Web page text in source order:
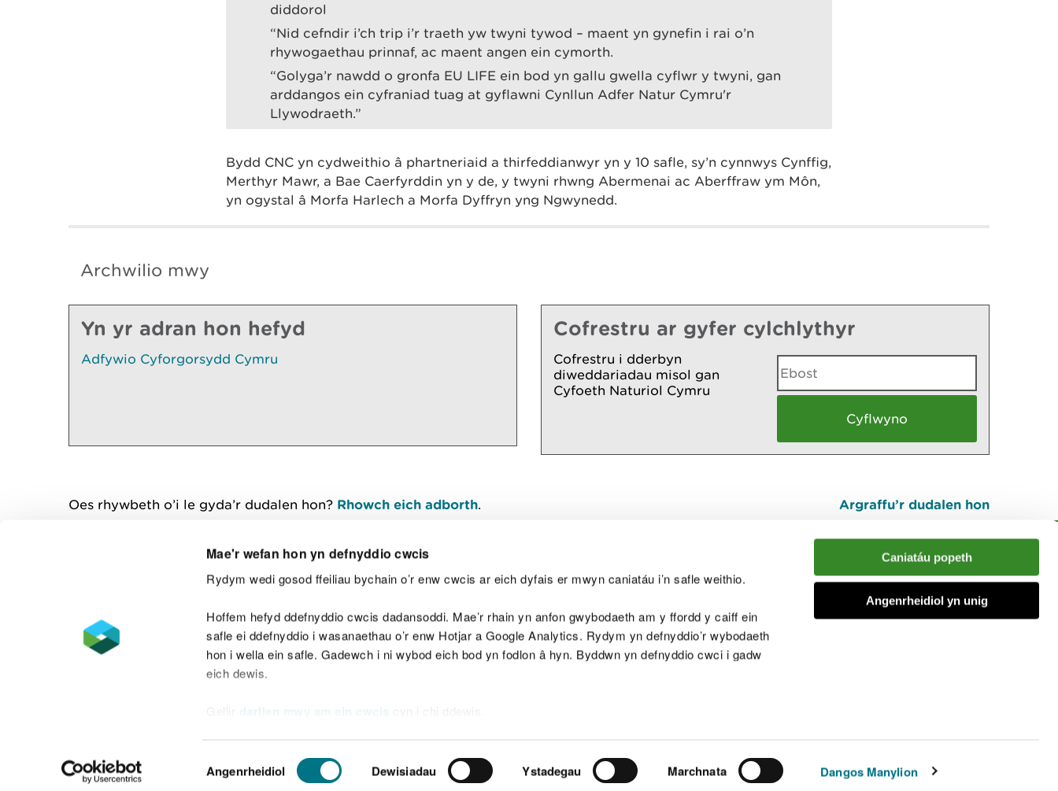
Mae'r wefan hon yn defnyddio cwcis
Rydym wedi gosod ffeiliau bychain o’r enw cwcis ar eich dyfais er mwyn caniatáu i’n safle weithio.
Hoffem hefyd ddefnyddio cwcis dadansoddi. Mae’r rhain yn anfon gwybodaeth am y ffordd y caiff ein
safle ei ddefnyddio i wasanaethau o’r enw Hotjar a Google Analytics. Rydym yn defnyddio’r wybodaeth
hon i wella ein safle. Gadewch i ni wybod eich bod yn fodlon â hyn. Byddwn yn defnyddio cwci i gadw
eich dewis.
darllen mwy am ein cwcis
Caniatâd
Angenrheidiol Dewisiadau Ystadegau Marchnata Dangos Manylion
Caniatáu popeth
Angenrheidiol yn unig
diddorol
“Nid cefndir i’ch trip i’r traeth yw twyni tywod – maent yn gynefin i rai o’n
rhywogaethau prinnaf, ac maent angen ein cymorth.
“Golyga’r nawdd o gronfa EU LIFE ein bod yn gallu gwella cyflwr y twyni, gan
arddangos ein cyfraniad tuag at gyflawni Cynllun Adfer Natur Cymru'r
Llywodraeth.”
Bydd CNC yn cydweithio â phartneriaid a thirfeddianwyr yn y 10 safle, sy’n cynnwys Cynffig,
Merthyr Mawr, a Bae Caerfyrddin yn y de, y twyni rhwng Abermenai ac Aberffraw ym Môn,
yn ogystal â Morfa Harlech a Morfa Dyffryn yng Ngwynedd.
Archwilio mwy
Yn yr adran hon hefyd
Adfywio Cyforgorsydd Cymru
Cofrestru ar gyfer cylchlythyr
Cofrestru i dderbyn
diweddariadau misol gan
Cyfoeth Naturiol Cymru
Oes rhywbeth o’i le gyda’r dudalen hon? Rhowch eich adborth. Argraffu’r dudalen hon
I fyny
Datganiad hygyrchedd Safonau'r Gymraeg
Datganiad caethwasiaeth fodern
© Cyfoeth Naturiol Cymru